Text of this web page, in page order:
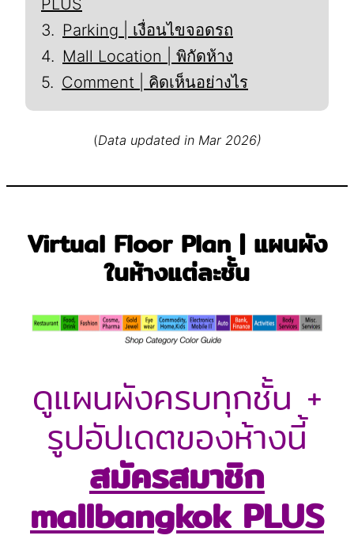
Parking | เงื่อนไขจอดรถ
Mall Location | พิกัดห้าง
Comment | คิดเห็นอย่างไร
(Data updated in Mar 2026)
Virtual Floor Plan | แผนผัง
ในห้างแต่ละชั้น
ดูแผนผังครบทุกชั้น +
รูปอัปเดตของห้างนี้
สมัครสมาชิก
mallbangkok PLUS